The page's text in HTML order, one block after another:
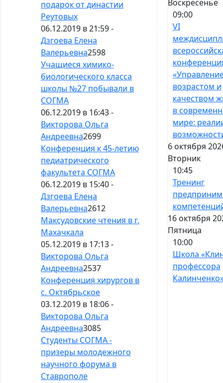
подарок от династии
Реутовых
06.12.2019 в 21:59 -
Дзгоева Елена
Валерьевна2598
Учащиеся химико-
биологического класса
школы №27 побывали в
СОГМА
06.12.2019 в 16:43 -
Викторова Ольга
Андреевна2699
Конференция к 45-летию
педиатрического
факультета СОГМА
06.12.2019 в 15:40 -
Дзгоева Елена
Валерьевна2612
Максудовские чтения в г.
Махачкала
05.12.2019 в 17:13 -
Викторова Ольга
Андреевна2537
Конференция хирургов в
с. Октябрьское
03.12.2019 в 18:06 -
Викторова Ольга
Андреевна3085
Студенты СОГМА -
призеры молодежного
научного форума в
Ставрополе
Воскресенье
09:00
VI
возрастом и
качеством
в
мире:
6 октября
Вторник
10:45
Тренинг
16 октября
Пятница
10:00
Школа
профессора